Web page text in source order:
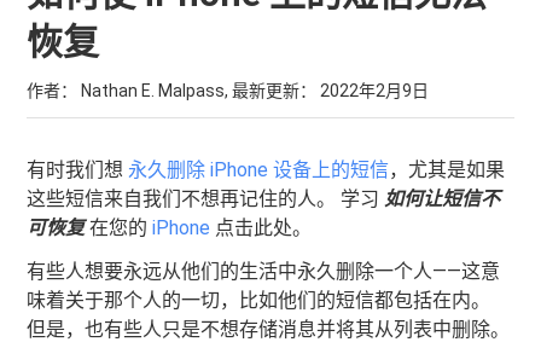
恢复
作者： Nathan E. Malpass, 最新更新： 2022年2月9日
有时我们想 永久删除 iPhone 设备上的短信，尤其是如果
这些短信来自我们不想再记住的人。 学习 如何让短信不
可恢复在您的 iPhone 点击此处。
有些人想要永远从他们的生活中永久删除一个人——这意
味着关于那个人的一切，比如他们的短信都包括在内。
但是，也有些人只是不想存储消息并将其从列表中删除。